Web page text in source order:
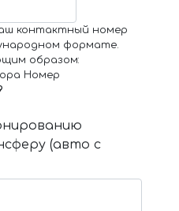
контактный номер
формате.
образом:
Номер
(авто с